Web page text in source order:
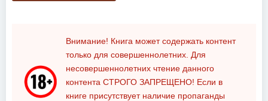
Внимание! Книга может содержать контент
только для совершеннолетних. Для
несовершеннолетних чтение данного
контента СТРОГО ЗАПРЕЩЕНО! Если в
книге присутствует наличие пропаганды